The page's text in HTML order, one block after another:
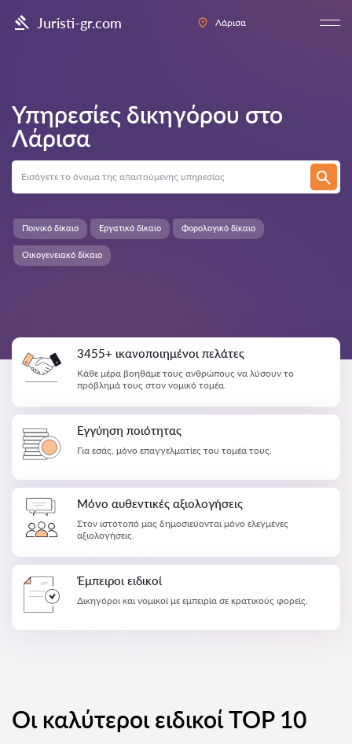
Juristi-gr.com Λάρισα
Υπηρεσίες δικηγόρου στο
Λάρισα
Οικογενειακό δίκαιο
Ποινικό δίκαιο Εργατικό δίκαιο Φορολογικό δίκαιο
3455+ ικανοποιημένοι πελάτες
Κάθε μέρα βοηθάμε τους ανθρώπους να λύσουν το
πρόβλημά τους στον νομικό τομέα.
Εγγύηση ποιότητας
Για εσάς, μόνο επαγγελματίες του τομέα τους.
Μόνο αυθεντικές αξιολογήσεις
Στον ιστότοπό μας δημοσιεύονται μόνο ελεγμένες
αξιολογήσεις.
Έμπειροι ειδικοί
Δικηγόροι και νομικοί με εμπειρία σε κρατικούς φορείς.
Οι καλύτεροι ειδικοί TOP 10